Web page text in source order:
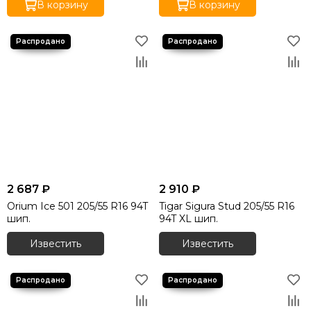
Зимние шины 275/45 R20
Зимние шины 275/50 R20
Зимние шины 285/40 R22
Зимние шины 285/45 R19
Зимние шины 285/45 R20
Зимние шины 285/45 R21
Зимние шины 285/50 R20
Зимние шины 285/60 R18
В корзину
В корзину
2 687 ₽
Orium Ice 501 205/55 R16 94T
шип.
Известить
2 910 ₽
Tigar Sigura Stud 205/55 R16
94T XL шип.
Известить